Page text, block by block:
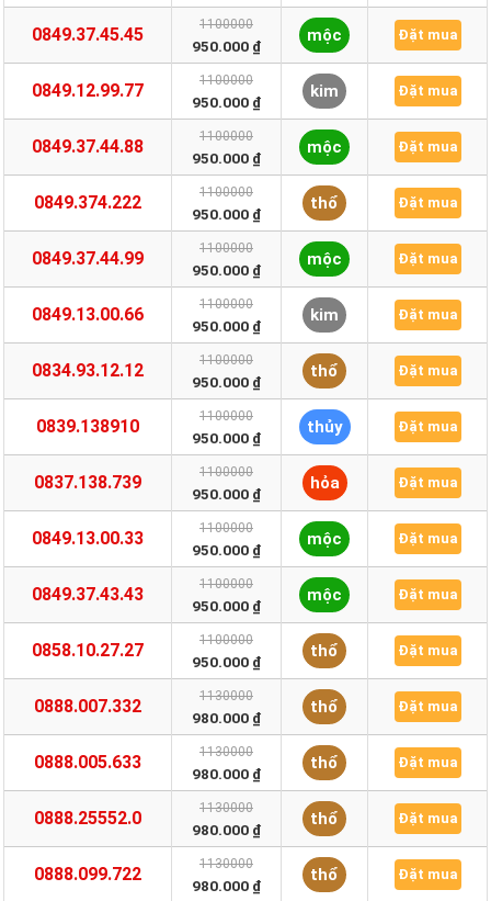
0849.37.45.45 1100000
950.000 ₫
mộc Đặt mua
0849.12.99.77 1100000
950.000 ₫
kim Đặt mua
0849.37.44.88 1100000
950.000 ₫
mộc Đặt mua
0849.374.222 1100000
950.000 ₫
thổ Đặt mua
0849.37.44.99 1100000
950.000 ₫
mộc Đặt mua
0849.13.00.66 1100000
950.000 ₫
kim Đặt mua
0834.93.12.12 1100000
950.000 ₫
thổ Đặt mua
0839.138910 1100000
950.000 ₫
thủy Đặt mua
0837.138.739 1100000
950.000 ₫
hỏa Đặt mua
0849.13.00.33 1100000
950.000 ₫
mộc Đặt mua
0849.37.43.43 1100000
950.000 ₫
mộc Đặt mua
0858.10.27.27 1100000
950.000 ₫
thổ Đặt mua
0888.007.332 1130000
980.000 ₫
thổ Đặt mua
0888.005.633 1130000
980.000 ₫
thổ Đặt mua
0888.25552.0 1130000
980.000 ₫
thổ Đặt mua
0888.099.722 1130000
980.000 ₫
thổ Đặt mua